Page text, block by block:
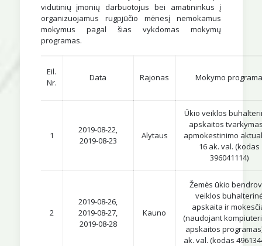
vidutinių įmonių darbuotojus bei amatininkus į
organizuojamus rugpjūčio mėnesį nemokamus
mokymus pagal šias vykdomas mokymų
programas.
Eil.
Nr.
Data Rajonas Mokymo
1
2019-08-22,
2019-08-23
Alytaus
Ūkio veiklos
apskaitos
apmokestinimo
16 ak. val. (kodas
396041114)
2
2019-08-26,
2019-08-27,
2019-08-28
Kauno
Žemės ūkio
veiklos
apskaita ir
(naudojant
apskaitos
ak. val. (kodas